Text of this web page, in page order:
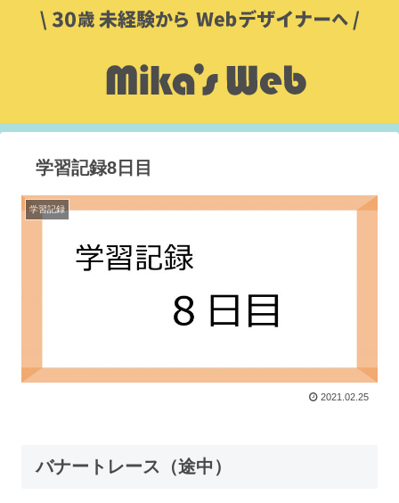
学習記録8日目
学習記録
2021.02.25
バナートレース（途中）